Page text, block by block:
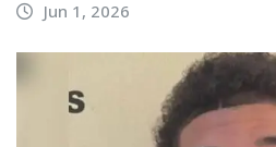
Jun 1, 2026